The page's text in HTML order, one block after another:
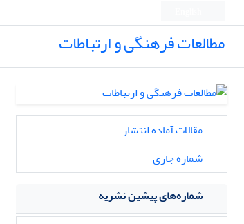
مطالعات فرهنگی و ارتباطات
مقالات آماده انتشار
شماره جاری
شماره‌های پیشین نشریه